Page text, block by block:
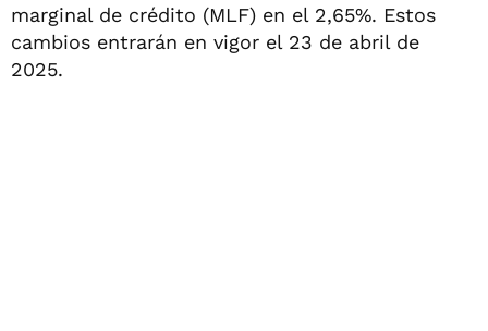
marginal de crédito (MLF) en el 2,65%. Estos
cambios entrarán en vigor el 23 de abril de
2025.